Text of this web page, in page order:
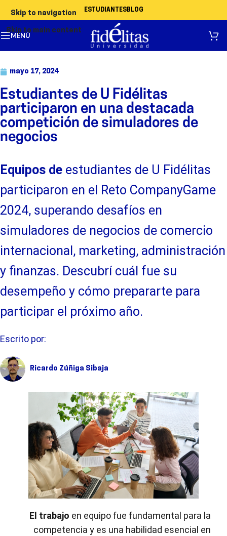
Skip to navigation
Skip to main content
ESTUDIANTESBLOG
MENÚ
mayo 17, 2024
Estudiantes de U Fidélitas
participaron en una destacada
competición de simuladores de
negocios
Equipos de estudiantes de U Fidélitas
participaron en el Reto CompanyGame
2024, superando desafíos en
simuladores de negocios de comercio
internacional, marketing, administración
y finanzas. Descubrí cuál fue su
desempeño y cómo prepararte para
participar el próximo año.
Escrito por:
Ricardo Zúñiga Sibaja
El trabajo en equipo fue fundamental para la
competencia y es una habilidad esencial en